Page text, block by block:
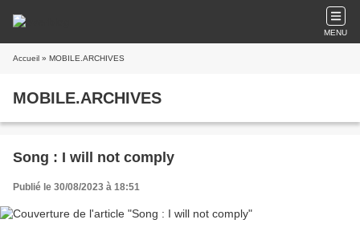
MENU
Accueil » MOBILE.ARCHIVES
MOBILE.ARCHIVES
Song : I will not comply
Publié le 30/08/2023 à 18:51